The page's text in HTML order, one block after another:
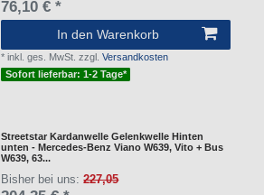
76,10 € *
In den Warenkorb
*inkl. ges. MwSt. zzgl.Versandkosten
Sofort lieferbar: 1-2 Tage*
Streetstar Kardanwelle Gelenkwelle Hinten
unten - Mercedes-Benz Viano W639, Vito + Bus
W639, 63...
Bisher bei uns:227,05